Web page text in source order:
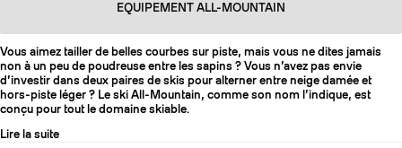
EQUIPEMENT ALL-MOUNTAIN
Vous aimez tailler de belles courbes sur piste, mais vous ne dites jamais
non à un peu de poudreuse entre les sapins ? Vous n’avez pas envie
d’investir dans deux paires de skis pour alterner entre neige damée et
hors-piste léger ? Le ski All-Mountain, comme son nom l’indique, est
conçu pour tout le domaine skiable.
Lire la suite